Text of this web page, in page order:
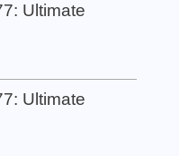
Ultimate
Ultimate